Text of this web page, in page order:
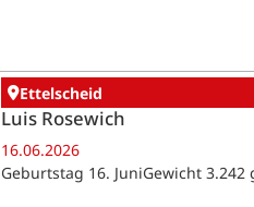
Ettelscheid
Luis Rosewich
16.06.2026
Geburtstag 16. JuniGewicht